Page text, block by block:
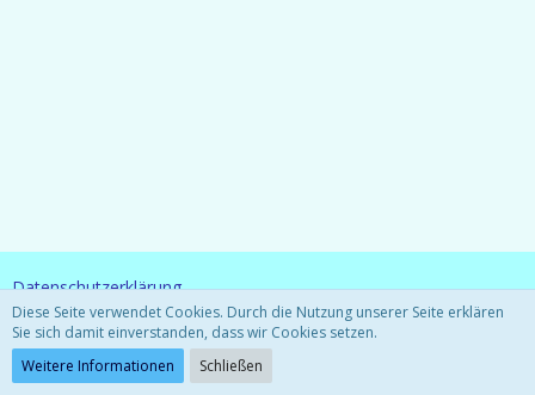
Datenschutzerklärung
Community-Software:
Diese Seite verwendet Cookies. Durch die Nutzung unserer Seite erklären
Sie sich damit einverstanden, dass wir Cookies setzen.
Weitere Informationen
Schließen